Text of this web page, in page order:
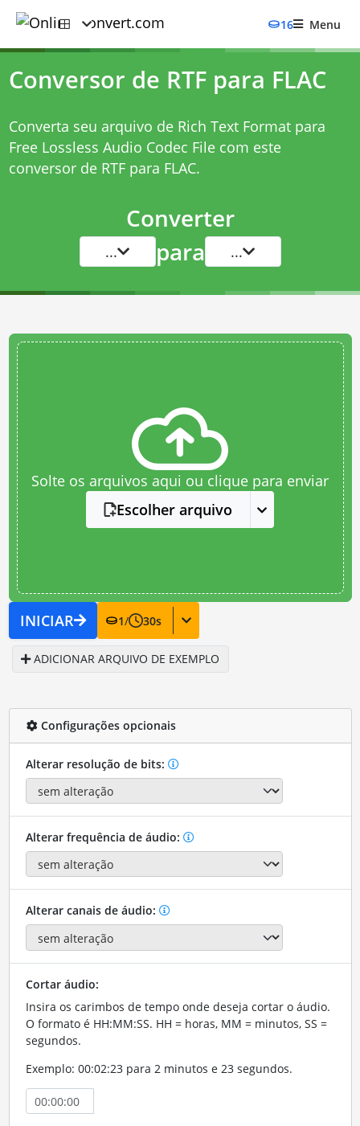
16 Menu
Conversor de RTF para FLAC
Converta seu arquivo de Rich Text Format para
Free Lossless Audio Codec File com este
conversor de RTF para FLAC.
Converter
... para ...
Solte os arquivos aqui ou clique para enviar
Escolher arquivo
INICIAR 1/ 30s
ADICIONAR ARQUIVO DE EXEMPLO
Configurações opcionais
Alterar resolução de bits:
Alterar frequência de áudio:
Alterar canais de áudio:
Cortar áudio:
Insira os carimbos de tempo onde deseja cortar o áudio.
O formato é HH:MM:SS. HH = horas, MM = minutos, SS =
segundos.
Exemplo: 00:02:23 para 2 minutos e 23 segundos.